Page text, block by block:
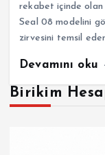
rekabet içinde olan
Seal 08 modelini
zirvesini temsil
Devamını oku
Birikim